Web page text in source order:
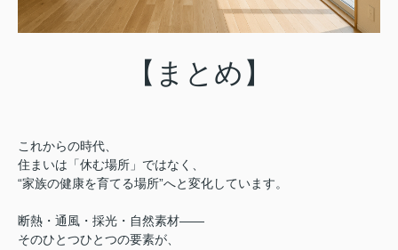
【まとめ】
これからの時代、
住まいは「休む場所」ではなく、
“家族の健康を育てる場所”へと変化しています。
断熱・通風・採光・自然素材――
そのひとつひとつの要素が、